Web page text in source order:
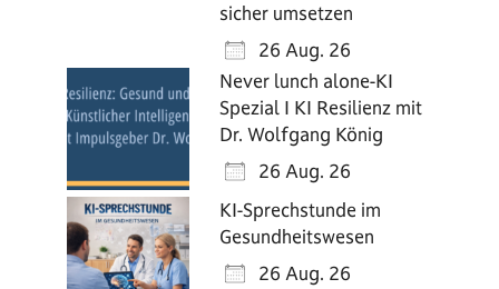
sicher umsetzen
26 Aug. 26
Never lunch alone-KI
Spezial I KI Resilienz mit
Dr. Wolfgang König
26 Aug. 26
KI-Sprechstunde im
Gesundheitswesen
26 Aug. 26